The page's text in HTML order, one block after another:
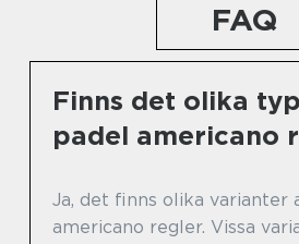
FAQ
Finns det olika
padel americano
Ja, det finns olika varianter
americano regler. Vissa